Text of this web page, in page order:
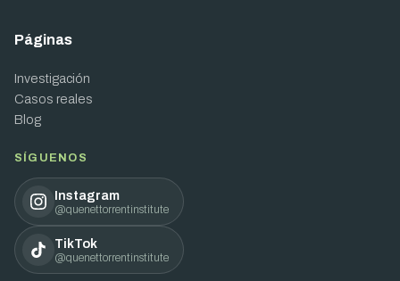
Páginas
Investigación
Casos reales
Blog
SÍGUENOS
Instagram
@quenettorrentinstitute
TikTok
@quenettorrentinstitute